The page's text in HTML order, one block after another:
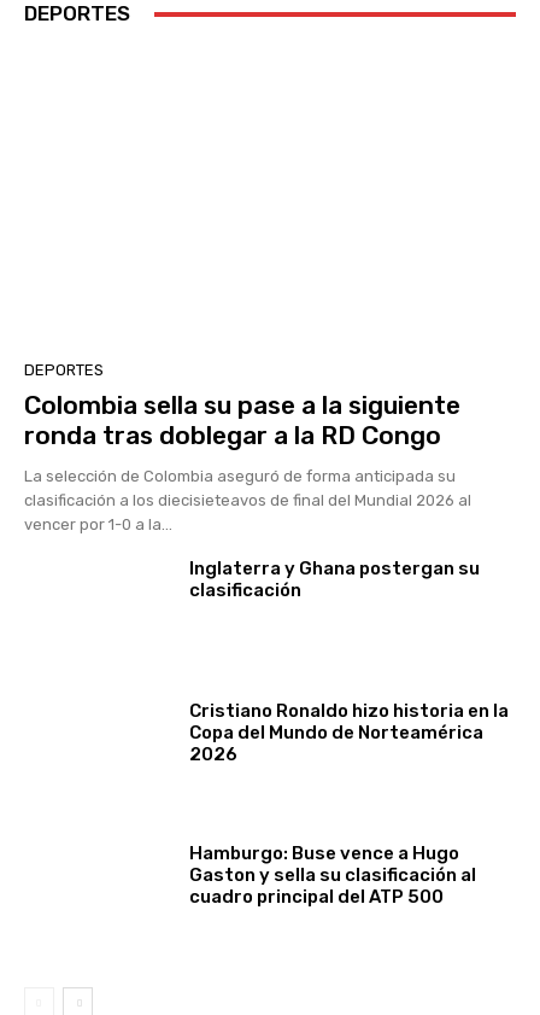
DEPORTES
DEPORTES
Colombia sella su pase a la siguiente
ronda tras doblegar a la RD Congo
La selección de Colombia aseguró de forma anticipada su
clasificación a los diecisieteavos de final del Mundial 2026 al
vencer por 1-0 a la...
Inglaterra y Ghana postergan su
clasificación
Cristiano Ronaldo hizo historia en la
Copa del Mundo de Norteamérica
2026
Hamburgo: Buse vence a Hugo
Gaston y sella su clasificación al
cuadro principal del ATP 500